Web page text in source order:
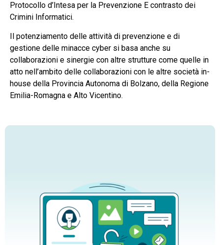
Protocollo d’Intesa per la Prevenzione E contrasto dei
Crimini Informatici.
Il potenziamento delle attività di prevenzione e di
gestione delle minacce cyber si basa anche su
collaborazioni e sinergie con altre strutture come quelle in
atto nell’ambito delle collaborazioni con le altre società in-
house della Provincia Autonoma di Bolzano, della Regione
Emilia-Romagna e Alto Vicentino.